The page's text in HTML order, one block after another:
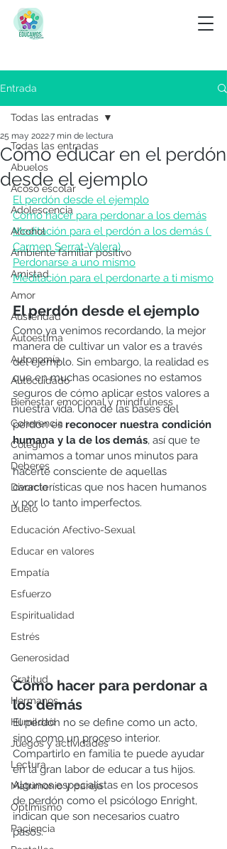
Entrada
Todas las entradas
Abuelos
Acoso escolar
Adolescencia
Alcohol
Ambiente familiar positivo
Amistad
Amor
Austeridad
Autoestima
Autonomía
Autocuidado
Bienestar emocional y mindfulness
Coherencia
Colegio
Deberes
Divorcio
Duelo
Educación Afectivo-Sexual
Educar en valores
Empatía
Esfuerzo
Espiritualidad
Estrés
Generosidad
Gratitud
Hermanos
Humildad
Juegos y actividades
Lectura
Matrimonio y pareja
Optimismo
Paciencia
Todas las entradas
Cómo educar en el perdón
desde el ejemplo
25 may 20227 min de lectura
El perdón desde el ejemplo
Cómo hacer para perdonar a los demás
Meditación para el perdón a los demás (
Carmen Serrat-Valera)
Perdonarse a uno mismo
Meditación para el perdonarte a ti mismo
El perdón desde el ejemplo
Como ya venimos recordando, la mejor
manera de cultivar un valor es a través
del ejemplo. Sin embargo, la realidad es
que en muchas ocasiones no estamos
seguros de cómo aplicar estos valores a
nuestra vida. Una de las bases del
perdón es reconocer nuestra condición
humana y la de los demás, así que te
animamos a tomar unos minutos para
hacerte consciente de aquellas
características que nos hacen humanos
y por lo tanto imperfectos.
Cómo hacer para perdonar a
los demás
El perdón no se define como un acto,
sino como un proceso interior.
Compartirlo en familia te puede ayudar
en la gran labor de educar a tus hijos.
Algunos especialistas en los procesos
de perdón como el psicólogo Enright,
indican que son necesarios cuatro
pasos.